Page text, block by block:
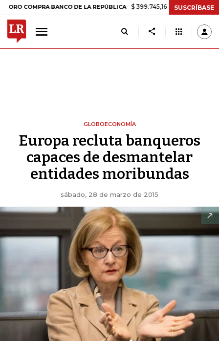
BANCO DE LA REPÚBLICA $ 399.745,16 +$ 2.295,71 +0,58%
SUSCRÍBASE
GLOBOECONOMÍA
Europa recluta banqueros
capaces de desmantelar
entidades moribundas
sábado, 28 de marzo de 2015